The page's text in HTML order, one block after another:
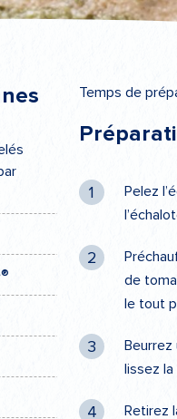
Temps de
Pelez
de
le tout
lissez
Retirez